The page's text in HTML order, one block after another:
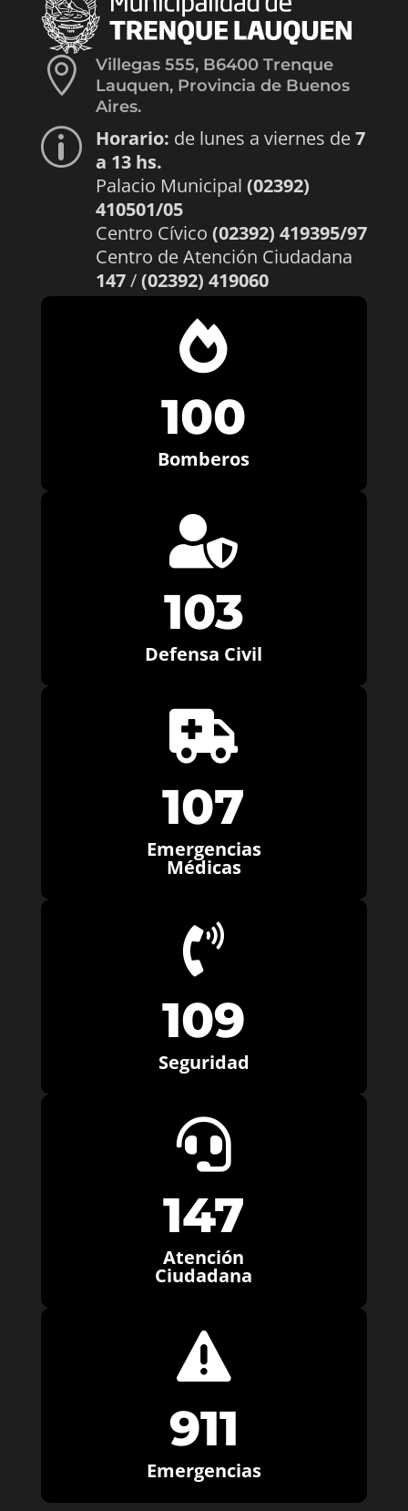

Villegas 555, B6400 Trenque
Lauquen, Provincia de Buenos
Aires.
p Horario: de lunes a viernes de7
a 13 hs.
Palacio Municipal (02392)
410501/05
Centro Cívico (02392) 419395/97
Centro de Atención Ciudadana
147/(02392) 419060

100
Bomberos

103
Defensa Civil

107
Emergencias
Médicas

109
Seguridad

147
Atención
Ciudadana

911
Emergencias